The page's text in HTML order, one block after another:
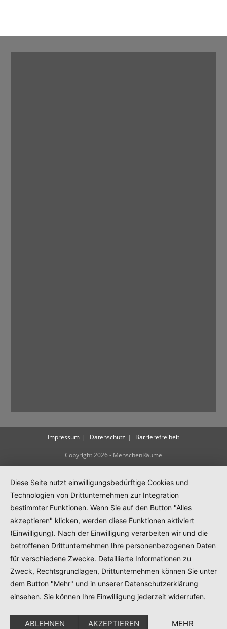
Impressum Datenschutz Barrierefreiheit
Copyright 2026 - MenschenRäume
Diese Seite nutzt einwilligungsbedürftige Cookies und
Technologien von Drittunternehmen zur Integration
bestimmter Funktionen. Wenn Sie auf den Button "Alles
akzeptieren" klicken, werden diese Funktionen aktiviert
(Einwilligung). Nach der Einwilligung verarbeiten wir und die
betroffenen Drittunternehmen Ihre personenbezogenen Daten
für verschiedene Zwecke. Detaillierte Informationen zu
Zweck, Rechtsgrundlagen, Drittunternehmen können Sie unter
dem Button "Mehr" und in unserer Datenschutzerklärung
einsehen. Sie können Ihre Einwilligung jederzeit widerrufen.
ABLEHNEN AKZEPTIEREN MEHR